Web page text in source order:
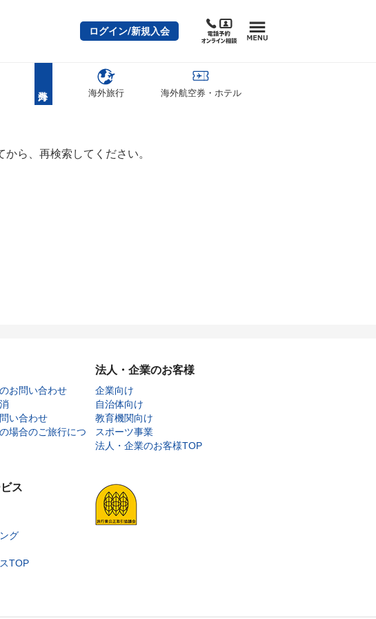
ログイン/新規入会
海外旅行 海外航空券・ホテル
ら、再検索してください。
お問い合わせ
い合わせ
場合のご旅行につ
法人・企業のお客様
企業向け
自治体向け
教育機関向け
スポーツ事業
法人・企業のお客様TOP
ス
グ
TOP